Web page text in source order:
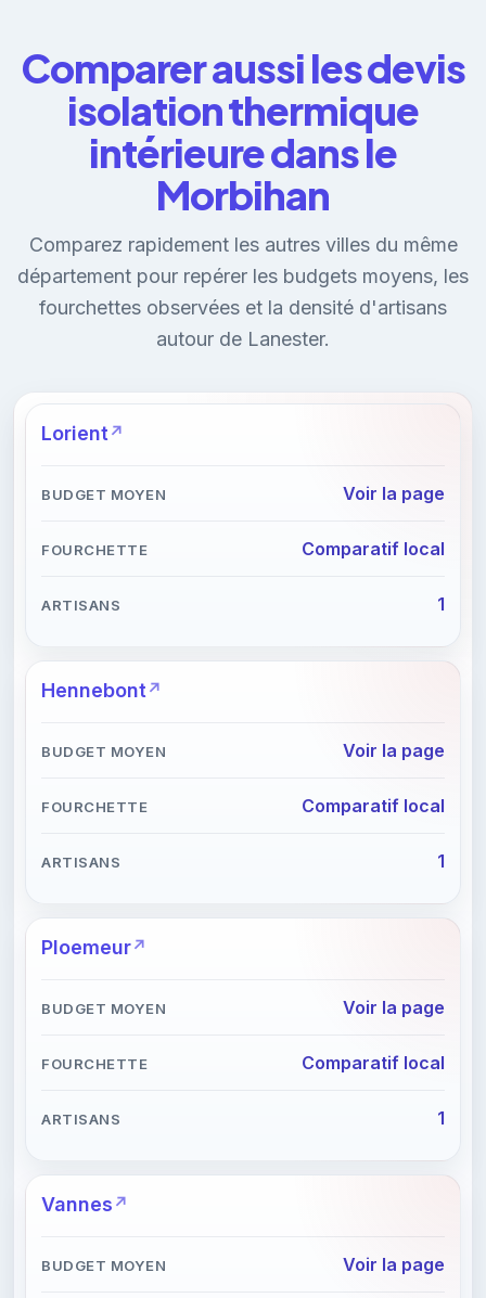
Comparer aussi les devis
isolation thermique
intérieure dans le
Morbihan
Comparez rapidement les autres villes du même
département pour repérer les budgets moyens, les
fourchettes observées et la densité d'artisans
autour de Lanester.
Lorient
Voir la page
Comparatif local
1
Hennebont
Voir la page
Comparatif local
1
Ploemeur
Voir la page
Comparatif local
1
Vannes
Voir la page